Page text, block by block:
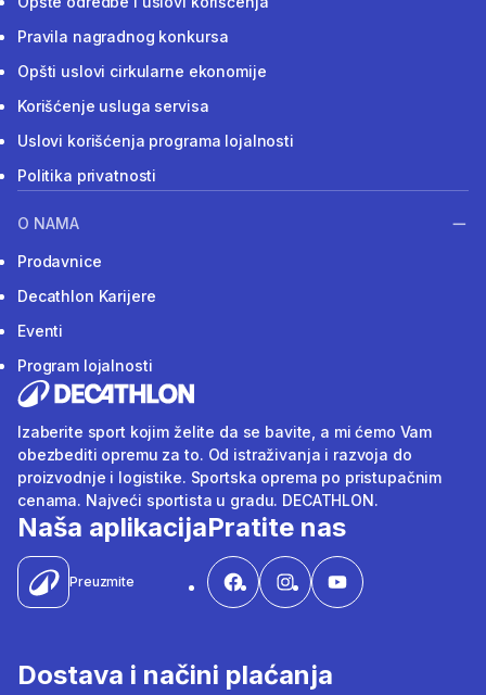
Pravila nagradnog konkursa
Opšti uslovi cirkularne ekonomije
Korišćenje usluga servisa
Uslovi korišćenja programa lojalnosti
Politika privatnosti
O NAMA
Prodavnice
Decathlon Karijere
Eventi
Program lojalnosti
Izaberite sport kojim želite da se bavite, a mi ćemo Vam
obezbediti opremu za to. Od istraživanja i razvoja do
proizvodnje i logistike. Sportska oprema po pristupačnim
cenama. Najveći sportista u gradu. DECATHLON.
Naša aplikacija
Preuzmite
Pratite nas
Dostava i načini plaćanja